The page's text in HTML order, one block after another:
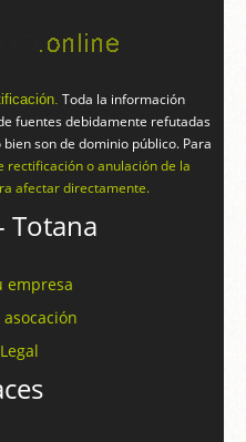
Toda la información
fuentes debidamente refutadas
son de dominio público. Para
rectificación o anulación de la
afectar directamente.
Totana
empresa